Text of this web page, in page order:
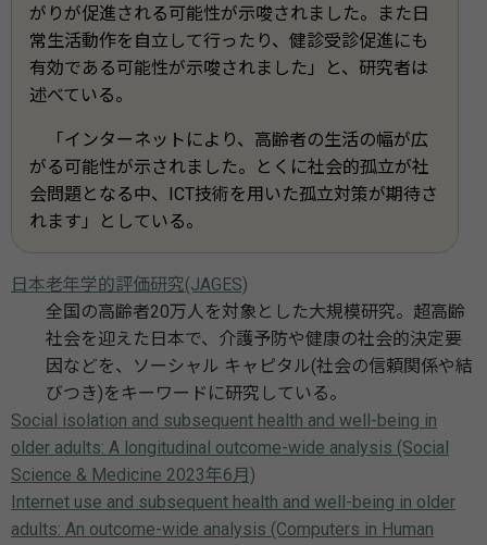
がりが促進される可能性が示唆されました。また日
常生活動作を自立して行ったり、健診受診促進にも
有効である可能性が示唆されました」と、研究者は
述べている。
「インターネットにより、高齢者の生活の幅が広
がる可能性が示されました。とくに社会的孤立が社
会問題となる中、ICT技術を用いた孤立対策が期待さ
れます」としている。
日本老年学的評価研究(JAGES)
全国の高齢者20万人を対象とした大規模研究。超高齢
社会を迎えた日本で、介護予防や健康の社会的決定要
因などを、ソーシャル キャピタル(社会の信頼関係や結
びつき)をキーワードに研究している。
Social isolation and subsequent health and well-being in
older adults: A longitudinal outcome-wide analysis (Social
Science & Medicine 2023年6月)
Internet use and subsequent health and well-being in older
adults: An outcome-wide analysis (Computers in Human